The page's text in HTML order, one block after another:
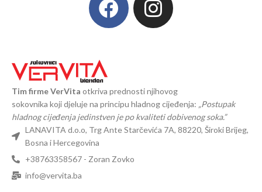
Tim firme VerVita otkriva prednosti njihovog
sokovnika koji djeluje na principu hladnog cijeđenja: „Postupak
hladnog cijeđenja jedinstven je po kvaliteti dobivenog soka.”
LANAVITA d.o.o, Trg Ante Starčevića 7A, 88220, Široki Brijeg,
Bosna i Hercegovina
+38763358567 - Zoran Zovko
info@vervita.ba